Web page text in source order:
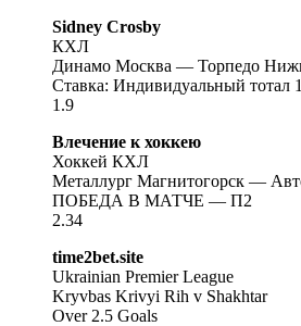
Sidney Crosby
КХЛ
Динамо Москва — Торпедо
Ставка: Индивидуальный тотал
1.9
Влечение к хоккею
Хоккей КХЛ
Металлург Магнитогорск —
ПОБЕДА В МАТЧЕ — П2
2.34
time2bet.site
Ukrainian Premier League
Kryvbas Krivyi Rih v Shakhtar
Over 2.5 Goals